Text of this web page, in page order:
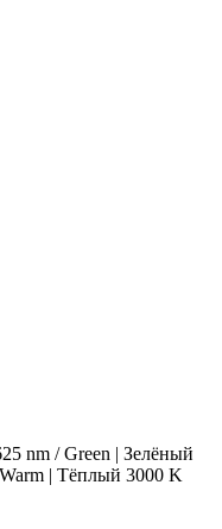
nm / Green | Зелёный
| Тёплый 3000 K